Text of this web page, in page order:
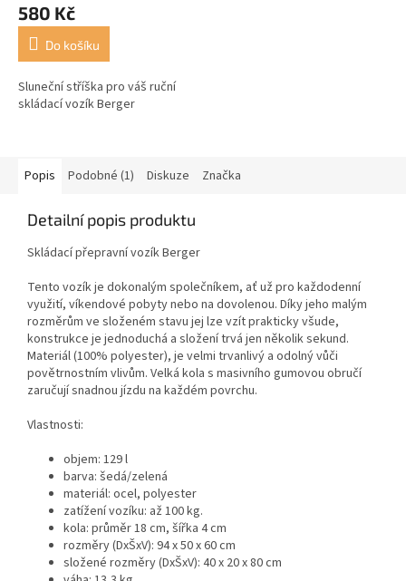
580 Kč
Do košíku
Sluneční stříška pro váš ruční
skládací vozík Berger
Popis Podobné (1) Diskuze Značka
Detailní popis produktu
Skládací přepravní vozík Berger
Tento vozík je dokonalým společníkem, ať už pro každodenní
využití, víkendové pobyty nebo na dovolenou. Díky jeho malým
rozměrům ve složeném stavu jej lze vzít prakticky všude,
konstrukce je jednoduchá a složení trvá jen několik sekund.
Materiál (100% polyester), je velmi trvanlivý a odolný vůči
povětrnostním vlivům. Velká kola s masivního gumovou obručí
zaručují snadnou jízdu na každém povrchu.
Vlastnosti:
objem: 129 l
barva: šedá/zelená
materiál: ocel, polyester
zatížení vozíku: až 100 kg.
kola: průměr 18 cm, šířka 4 cm
rozměry (DxŠxV): 94 x 50 x 60 cm
složené rozměry (DxŠxV): 40 x 20 x 80 cm